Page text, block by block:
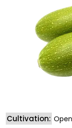
Cultivation: